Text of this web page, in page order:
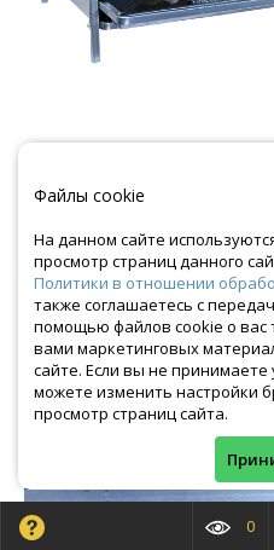
0
Файлы cookie
На данном сайте
просмотр страниц данного
Политики в отношении
также соглашаетесь с
помощью файлов cookie о вас
вами маркетинговых
сайте. Если вы не
можете изменить настройки
просмотр страниц сайта.